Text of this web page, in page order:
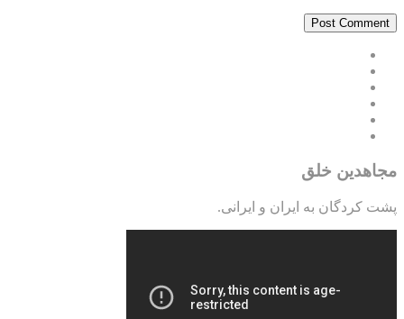
مجاهدین خلق
پشت کردگان به ایران و ایرانی.